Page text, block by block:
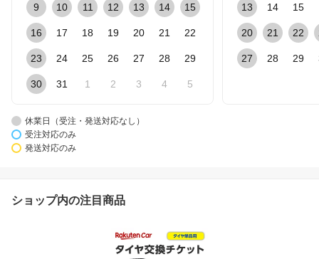
9 10 11 12 13 14 15
16 17 18 19 20 21 22
23 24 25 26 27 28 29
30 31 1 2 3 4 5
13 14 15
20 21 22
27 28 29
休業日（受注・発送対応なし）
受注対応のみ
発送対応のみ
ショップ内の注目商品